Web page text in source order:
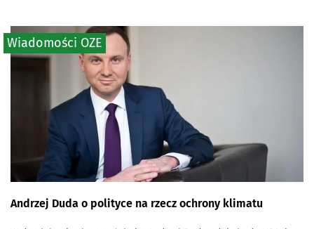
Andrzej Duda o polityce na rzecz ochrony klimatu
Wiadomości OZE